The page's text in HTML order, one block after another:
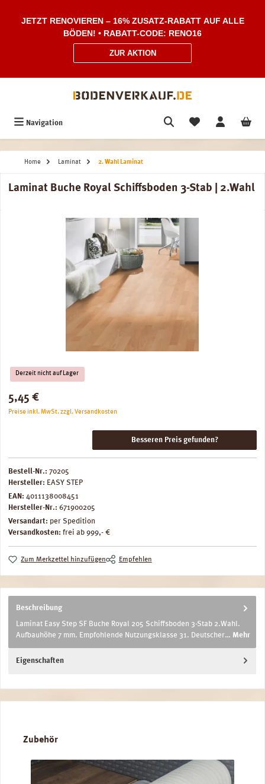
JETZT RENOVIEREN – 16% ZUSATZ-RABATT AUF ALLE
BÖDEN! • RABATT-CODE: RENO16
ZUR AKTION
Navigation
Home Laminat 2. Wahl Laminat
Laminat Buche Royal Schiffsboden 3-Stab | 2.Wahl
Bildergalerie überspringen
Derzeit nicht auf Lager
Regulärer Preis:
5,45 €
Preise inkl. MwSt. zzgl. Versandkosten
Besseren Preis gefunden?
Bestell-Nr.: 70205
Hersteller: EASY STEP
EAN: 4011138008451
Hersteller-Nr.: 671900205
Versandart: per Spedition
Versandkosten: frei ab 999,- €
Zum Merkzettel hinzufügen Empfehlen
Beschreibung
Laminat Easy Step SF Buche Royal 205 Schiffsboden 3-Stab 2.Wahl.
Aufbauhöhe 7 mm. Empfohlende Nutzungsklasse 31. Deutscher… Mehr
Eigenschaften
Produktgalerie überspringen
Zubehör